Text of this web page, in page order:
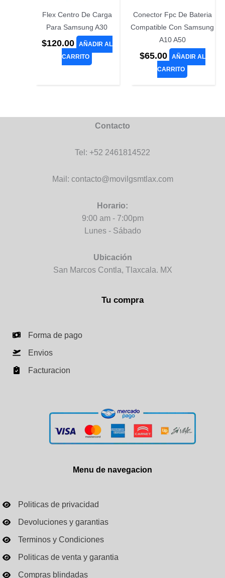
Flex Centro De Carga
Para Samsung A30
$120.00
AÑADIR AL
CARRITO
Conector Fpc De Bateria
Compatible Con Samsung
A10 A50
$65.00
AÑADIR AL
CARRITO
Contacto
Tel: +52 2461814522
Mail: contacto@movilgsmtlax.com
Horario:
9:00 am - 7:00pm
Lunes - Sábado
Ubicación
San Marcos Contla, Tlaxcala. MX
Tu compra
Forma de pago
Envios
Facturacion
Menu de navegacion
Politicas de privacidad
Devoluciones y garantias
Terminos y Condiciones
Politicas de venta y garantia
Compras blindadas